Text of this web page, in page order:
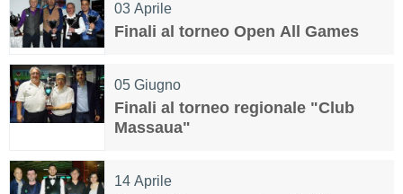
03 Aprile
Finali al torneo Open All Games
05 Giugno
Finali al torneo regionale "Club
Massaua"
14 Aprile